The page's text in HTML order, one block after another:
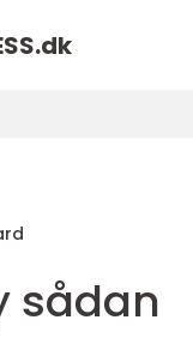
dk
sådan